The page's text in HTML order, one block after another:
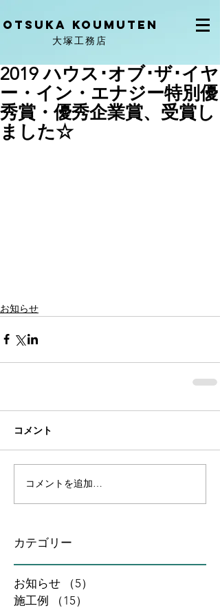
OtSuka KOUMUTEN
大塚工務店
2019 ハウス･オブ･ザ･イヤ
ー・イン・エナジー特別優
秀賞・優秀企業賞、受賞し
ました☆
お知らせ
コメント
コメントを追加…
カテゴリー
お知らせ （5）
施工例
（15）